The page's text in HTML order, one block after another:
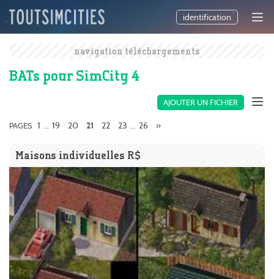
identification
navigation téléchargements
BATs pour SimCity 4
AJOUTER UN FICHIER
PAGES 1 ... 19 20 21 22 23 ... 26 »
Maisons individuelles R$